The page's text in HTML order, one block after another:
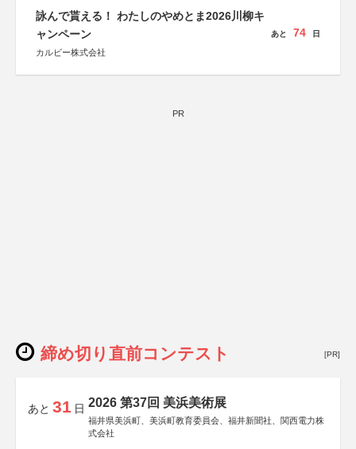
詠んで貰える！ わたしのやめとま2026川柳キ
ャンペーン
カルビー株式会社
あと 74 日
PR
締め切り直前コンテスト [PR]
あと 31 日 2026 第37回 美浜美術展
福井県美浜町、美浜町教育委員会、福井新聞社、関西電力株
式会社